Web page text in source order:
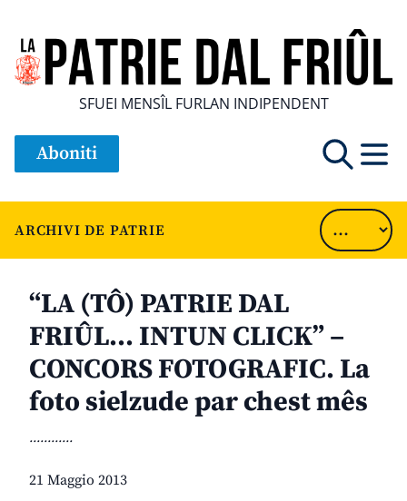
SFUEI MENSÎL FURLAN INDIPENDENT
Aboniti
ARCHIVI DE PATRIE
“LA (TÔ) PATRIE DAL
FRIÛL… INTUN CLICK” –
CONCORS FOTOGRAFIC. La
foto sielzude par chest mês
............
21 Maggio 2013